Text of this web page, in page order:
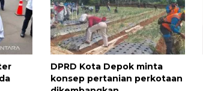
DPRD Kota Depok minta
konsep pertanian perkotaan